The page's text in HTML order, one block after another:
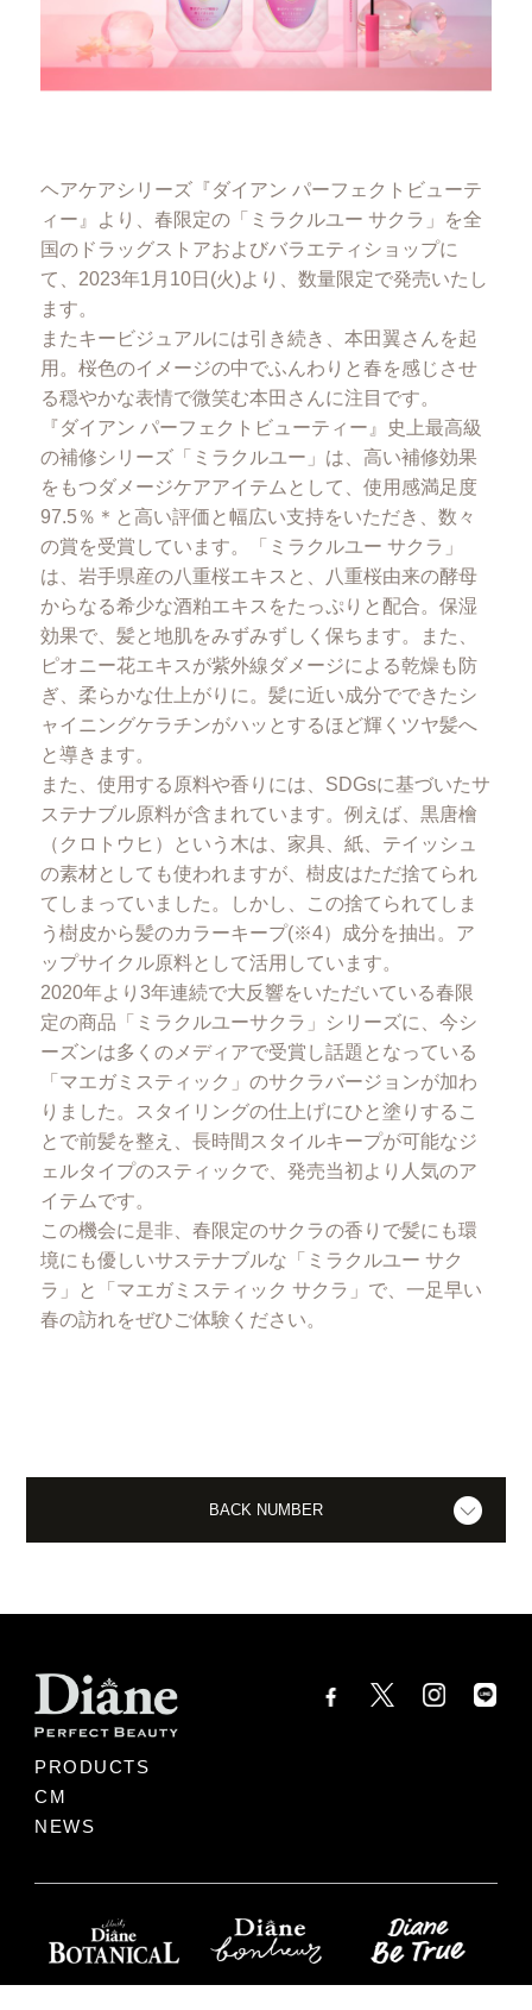
ヘアケアシリーズ『ダイアン パーフェクトビューテ
ィー』より、春限定の「ミラクルユー サクラ」を全
国のドラッグストアおよびバラエティショップに
て、2023年1月10日(火)より、数量限定で発売いたし
ます。
またキービジュアルには引き続き、本田翼さんを起
用。桜色のイメージの中でふんわりと春を感じさせ
る穏やかな表情で微笑む本田さんに注目です。
『ダイアン パーフェクトビューティー』史上最高級
の補修シリーズ「ミラクルユー」は、高い補修効果
をもつダメージケアアイテムとして、使用感満足度
97.5％＊と高い評価と幅広い支持をいただき、数々
の賞を受賞しています。「ミラクルユー サクラ」
は、岩手県産の八重桜エキスと、八重桜由来の酵母
からなる希少な酒粕エキスをたっぷりと配合。保湿
効果で、髪と地肌をみずみずしく保ちます。また、
ピオニー花エキスが紫外線ダメージによる乾燥も防
ぎ、柔らかな仕上がりに。髪に近い成分でできたシ
ャイニングケラチンがハッとするほど輝くツヤ髪へ
と導きます。
また、使用する原料や香りには、SDGsに基づいたサ
ステナブル原料が含まれています。例えば、黒唐檜
（クロトウヒ）という木は、家具、紙、テイッシュ
の素材としても使われますが、樹皮はただ捨てられ
てしまっていました。しかし、この捨てられてしま
う樹皮から髪のカラーキープ(※4）成分を抽出。ア
ップサイクル原料として活用しています。
2020年より3年連続で大反響をいただいている春限
定の商品「ミラクルユーサクラ」シリーズに、今シ
ーズンは多くのメディアで受賞し話題となっている
「マエガミスティック」のサクラバージョンが加わ
りました。スタイリングの仕上げにひと塗りするこ
とで前髪を整え、長時間スタイルキープが可能なジ
ェルタイプのスティックで、発売当初より人気のア
イテムです。
この機会に是非、春限定のサクラの香りで髪にも環
境にも優しいサステナブルな「ミラクルユー サク
ラ」と「マエガミスティック サクラ」で、一足早い
春の訪れをぜひご体験ください。
BACK NUMBER
PRODUCTS
CM
NEWS